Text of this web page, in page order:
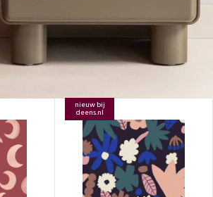
nieuw bij
deens.nl